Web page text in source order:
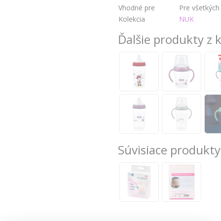
Vhodné pre
Pre všetkých
Kolekcia
NUK
Ďalšie produkty z
Súvisiace produkty